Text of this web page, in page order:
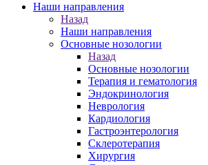
Наши направления
Назад
Наши направления
Основные нозологии
Назад
Основные нозологии
Терапия и гематология
Эндокринология
Неврология
Кардиология
Гастроэнтерология
Склеротерапия
Хирургия